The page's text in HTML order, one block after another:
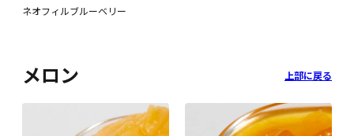
ネオフィルブルーベリー
メロン 上部に戻る